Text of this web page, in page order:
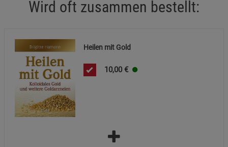
Wird oft zusammen bestellt:
Heilen mit Gold
10,00 €
Beschreibung Funktionale Cookies
Statistik Cookies (2)
Beschreibung Statistik Cookies
Marketing Cookies (3)
Beschreibung Marketing Cookies